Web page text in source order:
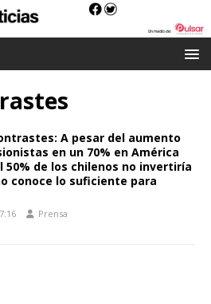
A pesar del aumento
en un 70% en América
50% de los chilenos no invertiría
conoce lo suficiente para
Prensa